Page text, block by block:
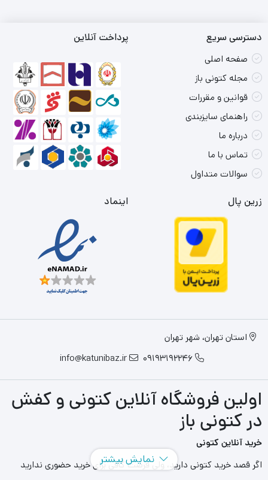
دسترسی سریع
صفحه اصلی
مجله کتونی باز
قوانین و مقررات
راهنمای سایزبندی
درباره ما
تماس با ما
سوالات متداول
پرداخت آنلاین
زرین پال اینماد
استان تهران، شهر تهران
09193192246
info@katunibaz.ir
اولین فروشگاه آنلاین کتونی و کفش
در کتونی باز
خرید آنلاین کتونی
اگر قصد خرید کتونی دارید، ولی فرصت کافی برای خرید حضوری ندارید
نمایش بیشتر